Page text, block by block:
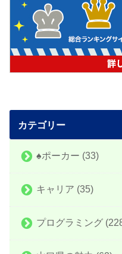
カテゴリー
♠️ポーカー (33)
キャリア (35)
プログラミング